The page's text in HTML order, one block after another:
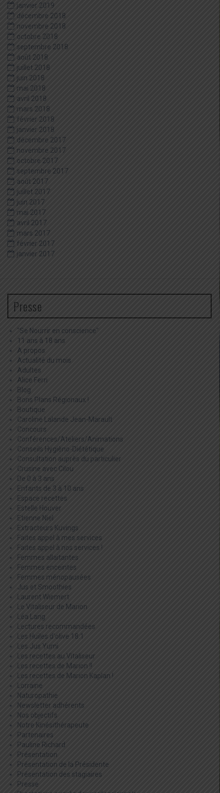
janvier 2019
décembre 2018
novembre 2018
octobre 2018
septembre 2018
août 2018
juillet 2018
juin 2018
mai 2018
avril 2018
mars 2018
février 2018
janvier 2018
décembre 2017
novembre 2017
octobre 2017
septembre 2017
août 2017
juillet 2017
juin 2017
mai 2017
avril 2017
mars 2017
février 2017
janvier 2017
Presse
"Se Nourrir en conscience"
11 ans à 18 ans
A propos
Actualité du mois
Adultes
Alice Ferri
Blog
Bons Plans Régionaux !
Boutique
Caroline Lalande Jean-Marault
Concours
Conférences/Ateliers/Animations
Conseils Hygièno-Diététique
Consultation auprès du particulier
Crusine avec Cilou
De 0 à 3 ans
Enfants de 3 à 10 ans
Espace recettes
Estelle Houver
Etienne Niel
Extracteurs Kuvings
Faites appel à mes services
Faites appel à nos services !
Femmes allaitantes
Femmes enceintes
Femmes ménopausées
Jus et Smoothies
Laurent Wiemert
Le Vitaliseur de Marion
Léa Lang
Lectures recommandées
Les Huiles d'olive 18:1
Les Jus Yumi
Les recettes au Vitaliseur
Les recettes de Marion !!
Les recettes de Marion Kaplan !
Lorraine
Naturopathie
Newsletter adhérents
Nos objectifs
Notre Kinésithérapeute
Partenaires
Pauline Richard
Présentation
Présentation de la Présidente
Présentation des stagiaires
Presse